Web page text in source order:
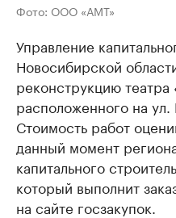
Фото: ООО «АМТ»
Управление
Новосибирской
реконструкцию театра
расположенного на
Стоимость работ
данный момент
капитального
который выполнит
на сайте госзакупок.